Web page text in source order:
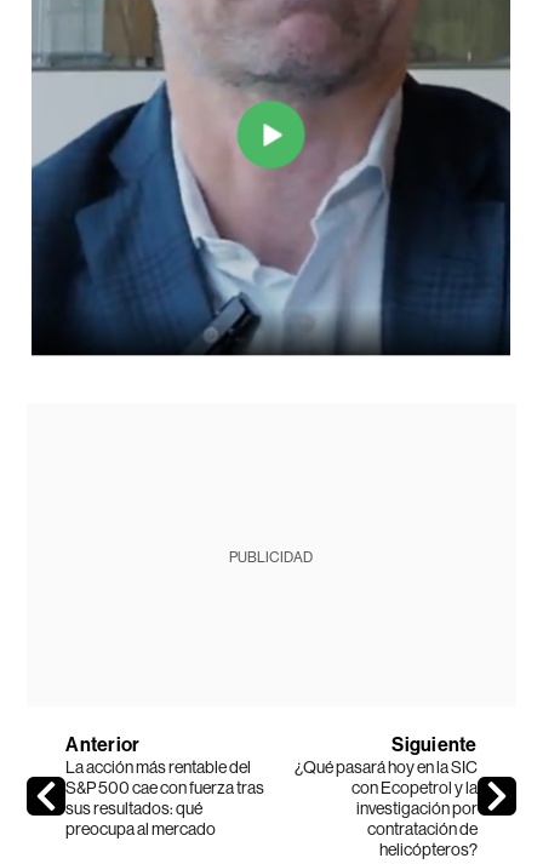
PUBLICIDAD
Anterior
La acción más rentable del
S&P 500 cae con fuerza tras
sus resultados: qué
preocupa al mercado
Siguiente
¿Qué pasará hoy en la SIC
con Ecopetrol y la
investigación por
contratación de
helicópteros?